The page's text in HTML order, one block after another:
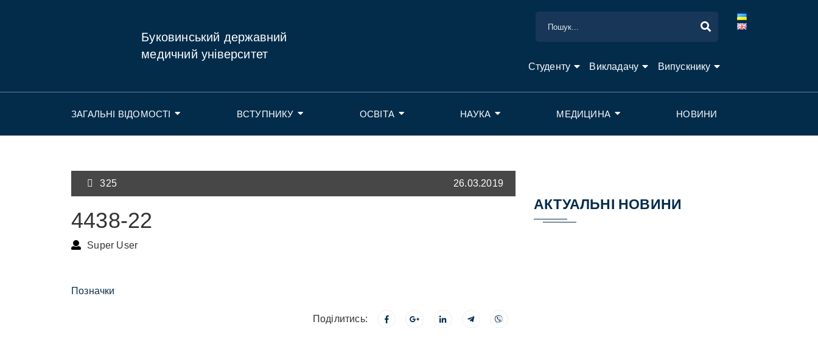
Буковинський державний
медичний університет
Студенту Викладачу Випускнику
ЗАГАЛЬНІ ВІДОМОСТІ ВСТУПНИКУ ОСВІТА НАУКА МЕДИЦИНА НОВИНИ
325 26.03.2019
4438-22
Super User
Позначки
Поділитись:
АКТУАЛЬНІ НОВИНИ